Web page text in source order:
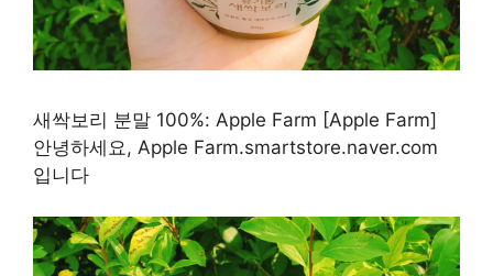
새싹보리 분말 100%: Apple Farm [Apple Farm]
안녕하세요, Apple Farm.smartstore.naver.com
입니다